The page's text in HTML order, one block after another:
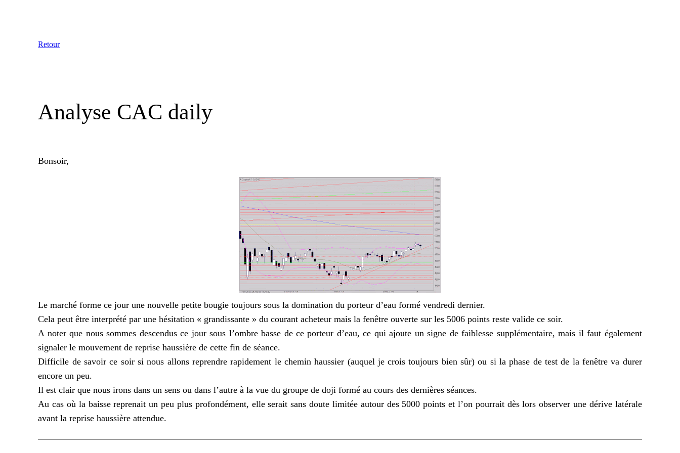
Retour
Analyse CAC daily
Bonsoir,
Le marché forme ce jour une nouvelle petite bougie toujours sous la domination du porteur d’eau formé vendredi dernier.
Cela peut être interprété par une hésitation « grandissante » du courant acheteur mais la fenêtre ouverte sur les 5006 points reste valide ce soir.
A noter que nous sommes descendus ce jour sous l’ombre basse de ce porteur d’eau, ce qui ajoute un signe de faiblesse supplémentaire, mais il faut également
signaler le mouvement de reprise haussière de cette fin de séance.
Difficile de savoir ce soir si nous allons reprendre rapidement le chemin haussier (auquel je crois toujours bien sûr) ou si la phase de test de la fenêtre va durer
encore un peu.
Il est clair que nous irons dans un sens ou dans l’autre à la vue du groupe de doji formé au cours des dernières séances.
Au cas où la baisse reprenait un peu plus profondément, elle serait sans doute limitée autour des 5000 points et l’on pourrait dès lors observer une dérive latérale
avant la reprise haussière attendue.